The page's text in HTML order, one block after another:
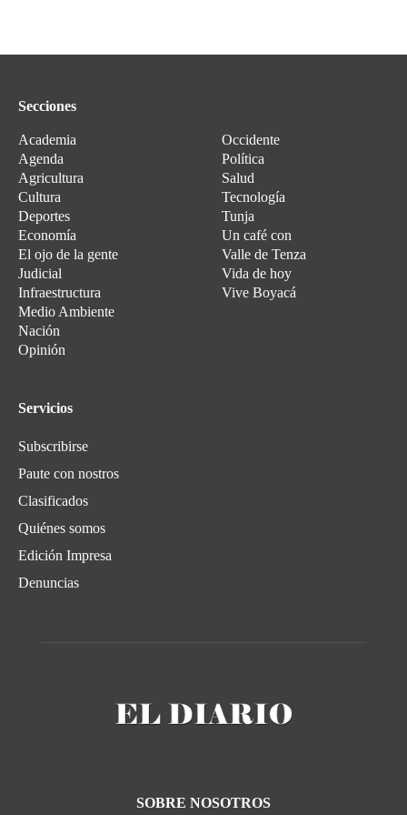
Secciones
Academia
Agenda
Agricultura
Cultura
Deportes
Economía
El ojo de la gente
Judicial
Infraestructura
Medio Ambiente
Nación
Opinión
Occidente
Política
Salud
Tecnología
Tunja
Un café con
Valle de Tenza
Vida de hoy
Vive Boyacá
Servicios
Subscribirse
Paute con nostros
Clasificados
Quiénes somos
Edición Impresa
Denuncias
SOBRE NOSOTROS